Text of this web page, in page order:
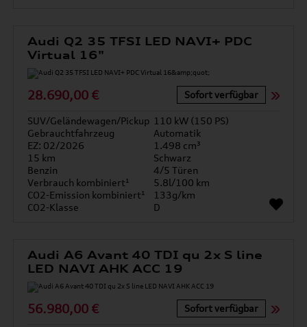
Audi Q2 35 TFSI LED NAVI+ PDC
Virtual 16"
28.690,00 € Sofort verfügbar
SUV/Geländewagen/Pickup 110 kW (150 PS)
Gebrauchtfahrzeug
Automatik
EZ: 02/2026
1.498 cm³
15 km
Schwarz
Benzin
4/5 Türen
Verbrauch kombiniert¹
5.8l/100 km
CO2-Emission kombiniert¹
133g/km
CO2-Klasse
D
Audi A6 Avant 40 TDI qu 2x S line
LED NAVI AHK ACC 19
56.980,00 € Sofort verfügbar